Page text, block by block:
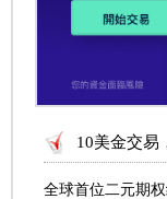
10美金交易
全球首位二元期